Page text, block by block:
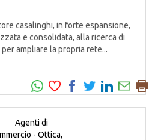
casalinghi, in forte espansione,
e consolidata, alla ricerca di
ampliare la propria rete...